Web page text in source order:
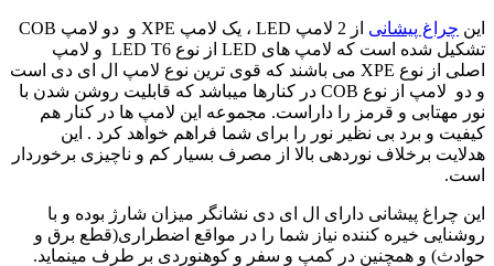
این چراغ پیشانی
تشکیل شده است که لامپ های LED از نوع LED T6 و لامپ
اصلی از نوع XPE می باشند که قوی ترین نوع لامپ ال ای دی است
و دو لامپ از نوع COB در کنارها میباشد که قابلیت روشن شدن با
نور مهتابی و قرمز را داراست. مجموعه این لامپ ها در کنار هم
کیفیت و برد بی نظیر نور را برای شما فراهم خواهد کرد . این
هدلایت برخلاف نوردهی بالا از مصرف بسیار کم و ناچیزی برخوردار
است.
این چراغ پیشانی دارای ال ای دی نشانگر میزان شارژ بوده و با
روشنایی خیره کننده نیاز شما را در مواقع اضطراری(قطع برق و
حوادث) و همچنین در کمپ و سفر و کوهنوردی بر طرف مینماید.